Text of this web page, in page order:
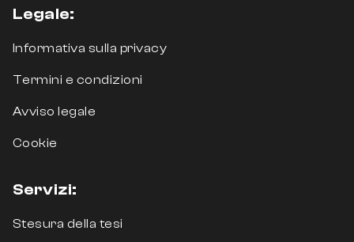
Legale:
Informativa sulla privacy
Termini e condizioni
Avviso legale
Cookie
Servizi:
Stesura della tesi